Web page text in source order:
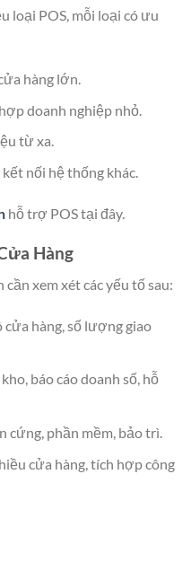
loại POS, mỗi loại có ưu
hàng lớn.
doanh nghiệp nhỏ.
từ xa.
nối hệ thống khác.
hỗ trợ POS tại đây.
Hàng
cần xem xét các yếu tố sau:
cửa hàng, số lượng giao
báo cáo doanh số, hỗ
cứng, phần mềm, bảo trì.
cửa hàng, tích hợp công